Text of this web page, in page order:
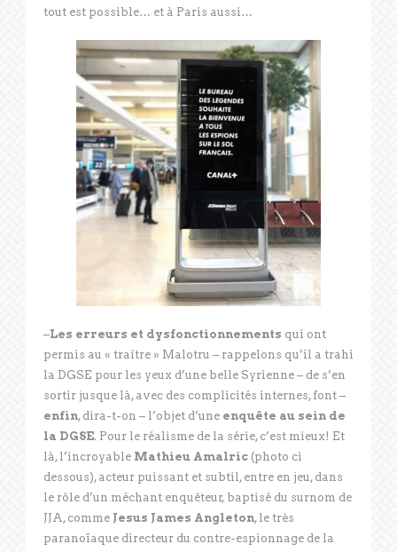
tout est possible… et à Paris aussi…
–Les erreurs et dysfonctionnements qui ont
permis au « traître » Malotru – rappelons qu’il a trahi
la DGSE pour les yeux d’une belle Syrienne – de s’en
sortir jusque là, avec des complicités internes, font –
enfin, dira-t-on – l’objet d’une enquête au sein de
la DGSE. Pour le réalisme de la série, c’est mieux! Et
là, l’incroyable Mathieu Amalric (photo ci
dessous), acteur puissant et subtil, entre en jeu, dans
le rôle d’un méchant enquêteur, baptisé du surnom de
JJA, comme Jesus James Angleton, le très
paranoïaque directeur du contre-espionnage de la